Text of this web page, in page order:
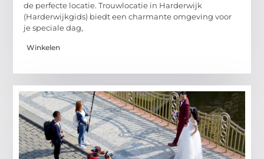
de perfecte locatie. Trouwlocatie in Harderwijk
(Harderwijkgids) biedt een charmante omgeving voor
je speciale dag,
Winkelen